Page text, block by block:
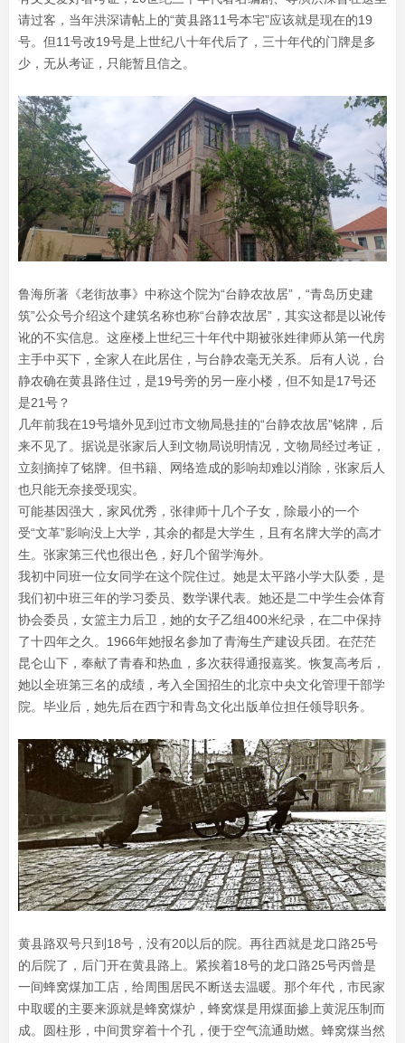
请过客，当年洪深请帖上的“黄县路11号本宅”应该就是现在的19
号。但11号改19号是上世纪八十年代后了，三十年代的门牌是多
少，无从考证，只能暂且信之。
鲁海所著《老街故事》中称这个院为“台静农故居”，“青岛历史建
筑”公众号介绍这个建筑名称也称“台静农故居”，其实这都是以讹传
讹的不实信息。这座楼上世纪三十年代中期被张姓律师从第一代房
主手中买下，全家人在此居住，与台静农毫无关系。后有人说，台
静农确在黄县路住过，是19号旁的另一座小楼，但不知是17号还
是21号？
几年前我在19号墙外见到过市文物局悬挂的“台静农故居”铭牌，后
来不见了。据说是张家后人到文物局说明情况，文物局经过考证，
立刻摘掉了铭牌。但书籍、网络造成的影响却难以消除，张家后人
也只能无奈接受现实。
可能基因强大，家风优秀，张律师十几个子女，除最小的一个
受“文革”影响没上大学，其余的都是大学生，且有名牌大学的高才
生。张家第三代也很出色，好几个留学海外。
我初中同班一位女同学在这个院住过。她是太平路小学大队委，是
我们初中班三年的学习委员、数学课代表。她还是二中学生会体育
协会委员，女篮主力后卫，她的女子乙组400米纪录，在二中保持
了十四年之久。1966年她报名参加了青海生产建设兵团。在茫茫
昆仑山下，奉献了青春和热血，多次获得通报嘉奖。恢复高考后，
她以全班第三名的成绩，考入全国招生的北京中央文化管理干部学
院。毕业后，她先后在西宁和青岛文化出版单位担任领导职务。
黄县路双号只到18号，没有20以后的院。再往西就是龙口路25号
的后院了，后门开在黄县路上。紧挨着18号的龙口路25号丙曾是
一间蜂窝煤加工店，给周围居民不断送去温暖。那个年代，市民家
中取暖的主要来源就是蜂窝煤炉，蜂窝煤是用煤面掺上黄泥压制而
成。圆柱形，中间贯穿着十个孔，便于空气流通助燃。蜂窝煤当然